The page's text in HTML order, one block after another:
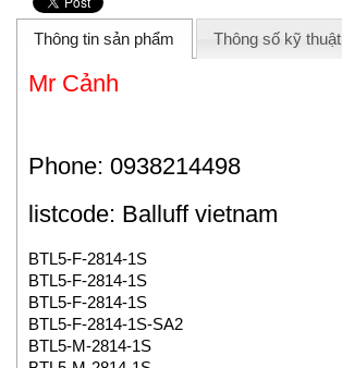
Thông tin sản phẩm Thông số kỹ thuật
Mr Cảnh
Phone: 0938214498
listcode: Balluff vietnam
BTL5-F-2814-1S
BTL5-F-2814-1S
BTL5-F-2814-1S
BTL5-F-2814-1S-SA2
BTL5-M-2814-1S